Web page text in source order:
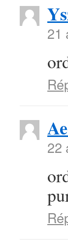
21
22